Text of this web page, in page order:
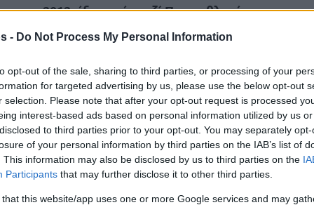
- Do Not Process My Personal Information
opt-out of the sale, sharing to third parties, or processing of your
for targeted advertising by us, please use the below opt-out
selection. Please note that after your opt-out request is processed
interest-based ads based on personal information utilized by us
to third parties prior to your opt-out. You may separately
of your personal information by third parties on the IAB’s list of
This information may also be disclosed by us to third parties on the
Participants that may further disclose it to other third parties.
that this website/app uses one or more Google services and may
2012,έξι φορές μαζί Πρωταθλητές
2011) και
τη μία στο ίδιο γήπεδο στο
Τελ Αβίβ (2024-σήμερα) ανέσυρε από τη
Final Four Stories by Stoiximanτον
τηςΦενέρμπαχτσεαπό το-21 (32-53 στο
και τολυτρωτικό όσο κι εξιλεωτικό
στην εκπνοή της κανονικής διάρκειας